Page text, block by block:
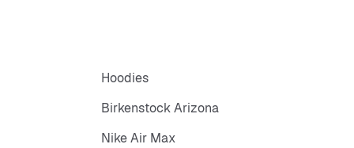
Hoodies
Birkenstock Arizona
Nike Air Max